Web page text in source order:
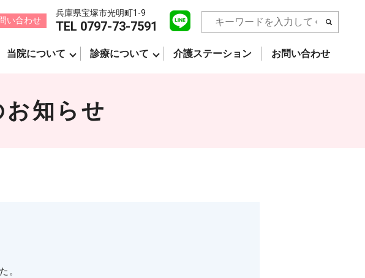
い合わせ
兵庫県宝塚市光明町1-9
TEL 0797-73-7591
当院について 診療について 介護ステーション お問い合わせ
知らせ
。